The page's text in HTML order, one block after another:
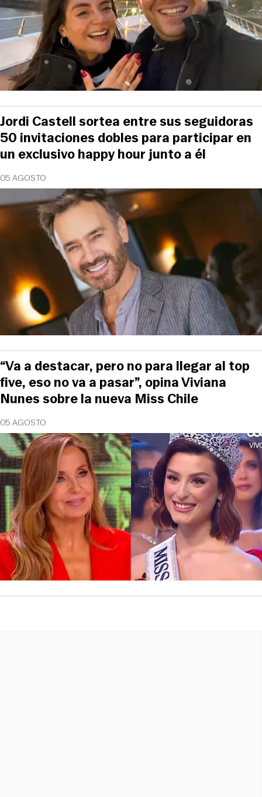
05 AGOSTO
Jordi Castell sortea entre sus seguidoras
50 invitaciones dobles para participar en
un exclusivo happy hour junto a él
05 AGOSTO
“Va a destacar, pero no para llegar al top
five, eso no va a pasar”, opina Viviana
Nunes sobre la nueva Miss Chile